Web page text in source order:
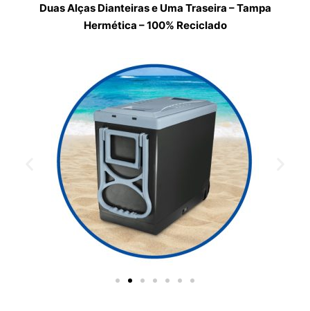
Duas Alças Dianteiras e Uma Traseira – Tampa
Hermética – 100% Reciclado